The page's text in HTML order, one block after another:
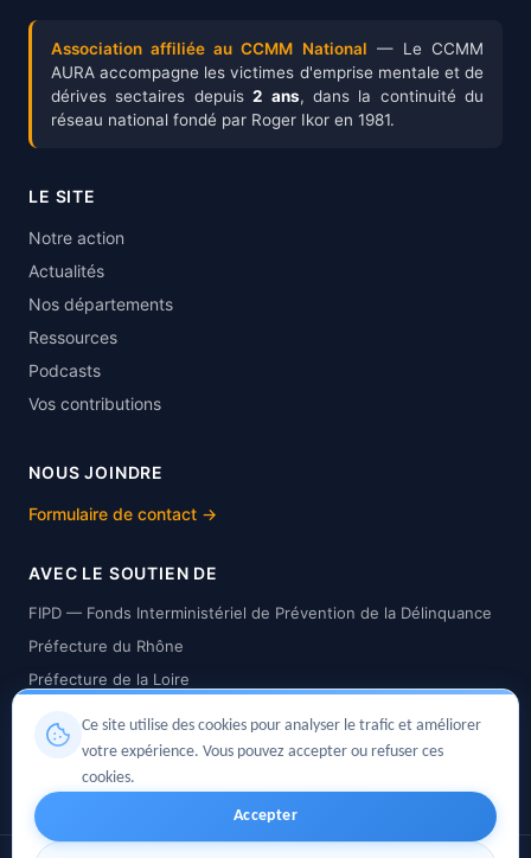
Association affiliée au CCMM National — Le CCMM
AURA accompagne les victimes d'emprise mentale et de
dérives sectaires depuis2 ans, dans la continuité du
réseau national fondé par Roger Ikor en 1981.
LE SITE
Notre action
Actualités
Nos départements
Ressources
Podcasts
Vos contributions
NOUS JOINDRE
Formulaire de contact →
AVEC LE SOUTIEN DE
FIPD — Fonds Interministériel de Prévention de la Délinquance
Préfecture du Rhône
Préfecture de la Loire
Préfecture de la Haute-Savoie
Préfecture de l'Isère
Ce site utilise des cookies pour analyser le trafic et améliorer
votre expérience. Vous pouvez accepter ou refuser ces
cookies.
Accepter